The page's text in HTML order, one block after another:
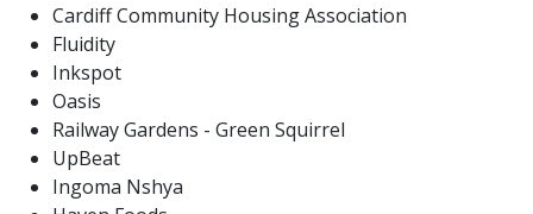
Cardiff Community Housing Association
Fluidity
Inkspot
Oasis
Railway Gardens - Green Squirrel
UpBeat
Ingoma Nshya